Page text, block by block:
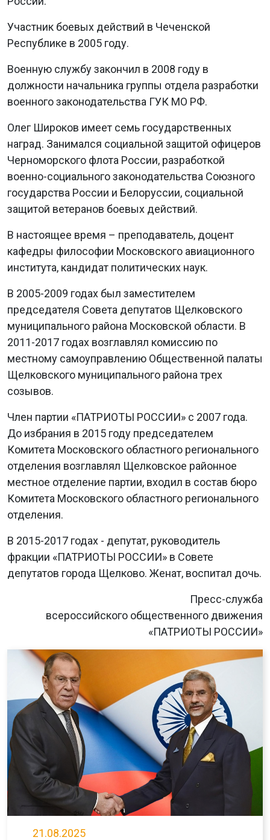
Участник боевых действий в Чеченской
Республике в 2005 году.
Военную службу закончил в 2008 году в
должности начальника группы отдела разработки
военного законодательства ГУК МО РФ.
Олег Широков имеет семь государственных
наград. Занимался социальной защитой офицеров
Черноморского флота России, разработкой
военно-социального законодательства Союзного
государства России и Белоруссии, социальной
защитой ветеранов боевых действий.
В настоящее время – преподаватель, доцент
кафедры философии Московского авиационного
института, кандидат политических наук.
В 2005-2009 годах был заместителем
председателя Совета депутатов Щелковского
муниципального района Московской области. В
2011-2017 годах возглавлял комиссию по
местному самоуправлению Общественной палаты
Щелковского муниципального района трех
созывов.
Член партии «ПАТРИОТЫ РОССИИ» с 2007 года.
До избрания в 2015 году председателем
Комитета Московского областного регионального
отделения возглавлял Щелковское районное
местное отделение партии, входил в состав бюро
Комитета Московского областного регионального
отделения.
В 2015-2017 годах - депутат, руководитель
фракции «ПАТРИОТЫ РОССИИ» в Совете
депутатов города Щелково. Женат, воспитал дочь.
Пресс-служба
всероссийского общественного движения
«ПАТРИОТЫ РОССИИ»
21.08.2025